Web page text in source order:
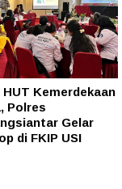
Kemerdekaan
Polres
Gelar
di FKIP USI